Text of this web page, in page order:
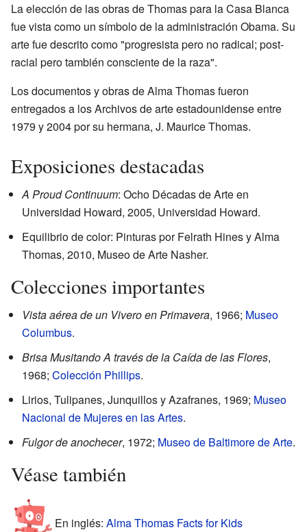
La elección de las obras de Thomas para la Casa Blanca
fue vista como un símbolo de la administración Obama. Su
arte fue descrito como "progresista pero no radical; post-
racial pero también consciente de la raza".
Los documentos y obras de Alma Thomas fueron
entregados a los Archivos de arte estadounidense entre
1979 y 2004 por su hermana, J. Maurice Thomas.
Exposiciones destacadas
A Proud Continuum: Ocho Décadas de Arte en
Universidad Howard, 2005, Universidad Howard.
Equilibrio de color: Pinturas por Felrath Hines y Alma
Thomas, 2010, Museo de Arte Nasher.
Colecciones importantes
Vista aérea de un Vivero en Primavera, 1966; Museo
Columbus.
Brisa Musitando A través de la Caída de las Flores,
1968; Colección Phillips.
Lirios, Tulipanes, Junquillos y Azafranes, 1969; Museo
Nacional de Mujeres en las Artes.
Fulgor de anochecer, 1972; Museo de Baltimore de Arte.
Véase también
En inglés: Alma Thomas Facts for Kids